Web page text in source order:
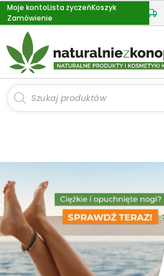
Przejdź
do
treści
Moje kontoLista życzeńKoszyk
Zamówienie
Wyszukiwarka
produktów